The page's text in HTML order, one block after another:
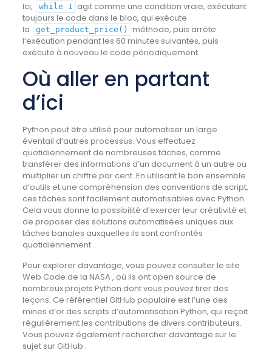
Ici, while 1 agit comme une condition vraie, exécutant
toujours le code dans le bloc, qui exécute
la
get_product_price()
méthode, puis arrête
l’exécution pendant les 60 minutes suivantes, puis
exécute à nouveau le code périodiquement.
Où aller en partant
d’ici
Python peut être utilisé pour automatiser un large
éventail d’autres processus. Vous effectuez
quotidiennement de nombreuses tâches, comme
transférer des informations d’un document à un autre ou
multiplier un chiffre par cent. En utilisant le bon ensemble
d’outils et une compréhension des conventions de script,
ces tâches sont facilement automatisables avec Python.
Cela vous donne la possibilité d’exercer leur créativité et
de proposer des solutions automatisées uniques aux
tâches banales auxquelles ils sont confrontés
quotidiennement.
Pour explorer davantage, vous pouvez consulter le site
Web Code de la NASA , où ils ont open source de
nombreux projets Python dont vous pouvez tirer des
leçons. Ce référentiel GitHub populaire est l’une des
mines d’or des scripts d’automatisation Python, qui reçoit
régulièrement les contributions de divers contributeurs.
Vous pouvez également rechercher davantage sur le
sujet sur GitHub .